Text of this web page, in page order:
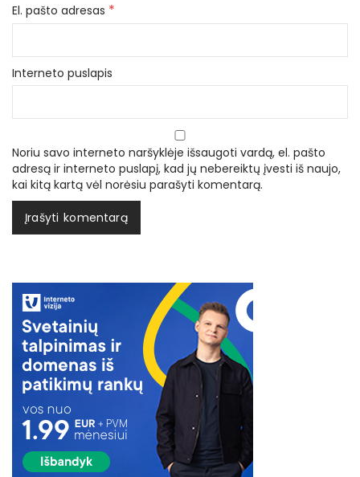
El. pašto adresas *
Interneto puslapis
Noriu savo interneto naršyklėje išsaugoti vardą, el. pašto
adresą ir interneto puslapį, kad jų nebereiktų įvesti iš naujo,
kai kitą kartą vėl norėsiu parašyti komentarą.